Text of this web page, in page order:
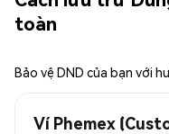
toàn
Bảo vệ DND của bạn với
Ví Phemex